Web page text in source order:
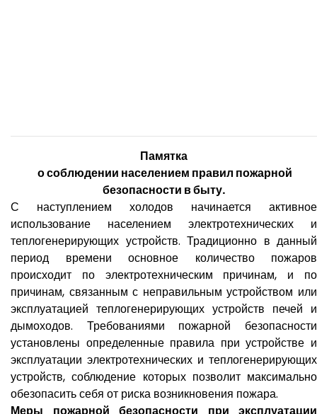
Памятка
о соблюдении населением правил пожарной
безопасности в быту.
С наступлением холодов начинается активное
использование населением электротехнических и
теплогенерирующих устройств. Традиционно в данный
период времени основное количество пожаров
происходит по электротехническим причинам, и по
причинам, связанным с неправильным устройством или
эксплуатацией теплогенерирующих устройств печей и
дымоходов. Требованиями пожарной безопасности
установлены определенные правила при устройстве и
эксплуатации электротехнических и теплогенерирующих
устройств, соблюдение которых позволит максимально
обезопасить себя от риска возникновения пожара.